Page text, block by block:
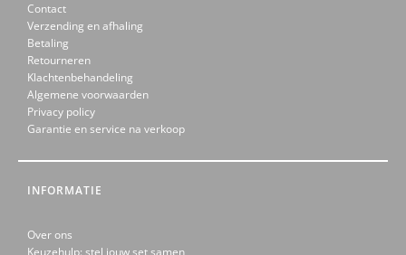
Contact
Verzending en afhaling
Betaling
Retourneren
Klachtenbehandeling
Algemene voorwaarden
Privacy policy
Garantie en service na verkoop
INFORMATIE
Over ons
Keuzehulp: stel jouw set samen